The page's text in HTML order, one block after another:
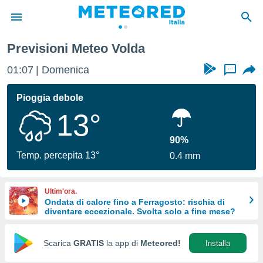
di
per
le
di
Web
Previsioni Meteo Volda
01:07 Domenica ...
Pioggia debole
13°
Temp. percepita 13°
90%
0.4 mm
Ultim'ora.
Ondata di calore fino a Ferragosto: rischia di
diventare eccezionale. Svolta solo a fine mese?
Scarica GRATIS la app di Meteored! Installa